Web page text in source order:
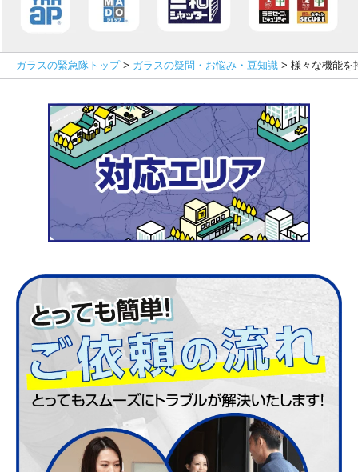
ガラスの緊急隊トップ> ガラスの疑問・お悩み・豆知識 > 様々な機能を